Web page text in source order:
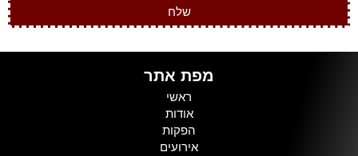
שלח
מפת אתר
ראשי
אודות
הפקות
אירועים